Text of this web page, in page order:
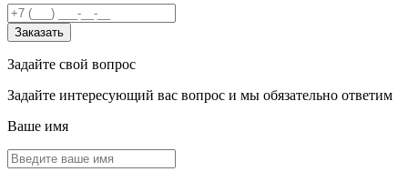
Заказать
Задайте свой вопрос
Задайте интересующий вас вопрос и мы обязательно ответим
Ваше имя